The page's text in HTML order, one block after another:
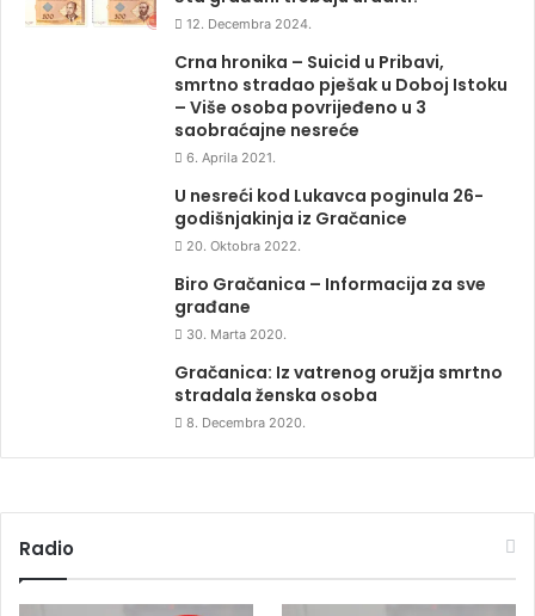
12. Decembra 2024.
Crna hronika – Suicid u Pribavi,
smrtno stradao pješak u Doboj Istoku
– Više osoba povrijeđeno u 3
saobraćajne nesreće
6. Aprila 2021.
U nesreći kod Lukavca poginula 26-
godišnjakinja iz Gračanice
20. Oktobra 2022.
Biro Gračanica – Informacija za sve
građane
30. Marta 2020.
Gračanica: Iz vatrenog oružja smrtno
stradala ženska osoba
8. Decembra 2020.
Radio